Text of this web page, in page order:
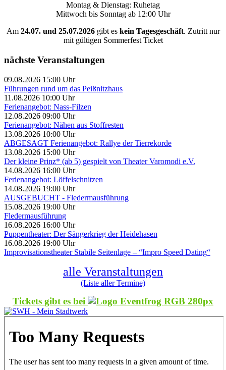
Montag & Dienstag: Ruhetag
Mittwoch bis Sonntag ab 12:00 Uhr
Am 24.07. und 25.07.2026gibt eskein Tagesgeschäft. Zutritt nur
mit gültigen Sommerfest Ticket
nächste Veranstaltungen
09.08.2026 15:00 Uhr
Führungen rund um das Peißnitzhaus
11.08.2026 10:00 Uhr
Ferienangebot: Nass-Filzen
12.08.2026 09:00 Uhr
Ferienangebot: Nähen aus Stoffresten
13.08.2026 10:00 Uhr
ABGESAGT Ferienangebot: Rallye der Tierrekorde
13.08.2026 15:00 Uhr
Der kleine Prinz* (ab 5) gespielt von Theater Varomodi e.V.
14.08.2026 16:00 Uhr
Ferienangebot: Löffelschnitzen
14.08.2026 19:00 Uhr
AUSGEBUCHT - Fledermausführung
15.08.2026 19:00 Uhr
Fledermausführung
16.08.2026 16:00 Uhr
Puppentheater: Der Sängerkrieg der Heidehasen
16.08.2026 19:00 Uhr
Improvisationstheater Stabile Seitenlage – “Impro Speed Dating“
alle Veranstaltungen
(Liste aller Termine)
Tickets gibt es bei